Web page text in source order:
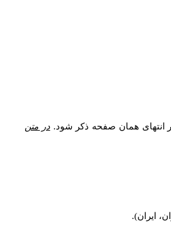
انتهای همان صفحه ذکر شود. در متن
ایران).